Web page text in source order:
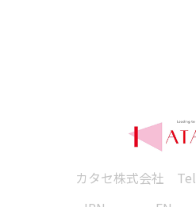
カタセ株式会社 Tel